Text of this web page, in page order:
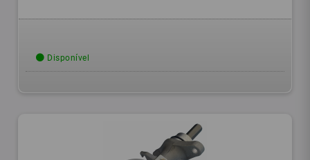
Disponível